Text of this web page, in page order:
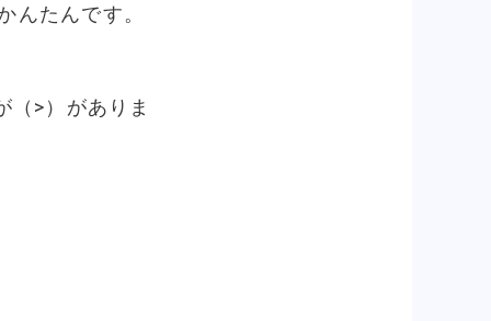
んたんです。
>）がありま